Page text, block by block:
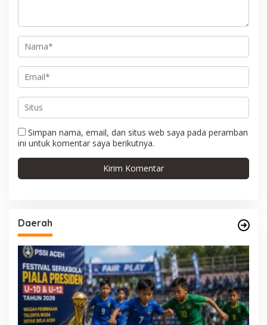
s
Simpan nama, email, dan situs web saya pada peramban
ini untuk komentar saya berikutnya.
Daerah